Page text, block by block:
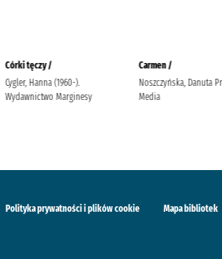
Córki tęczy /
Cygler, Hanna (1960-).
Wydawnictwo Marginesy
Carmen /
Noszczyńska, Danuta
Media
Polityka prywatności i plików cookie Mapa bibliotek